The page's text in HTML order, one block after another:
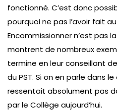
fonctionné. C’est donc
pourquoi ne pas l’avoir fait
Encommissionner n’est pas
montrent de nombreux
termine en leur conseillant
du PST. Si on en parle dans
ressentait absolument pas
par le Collège aujourd’hui.